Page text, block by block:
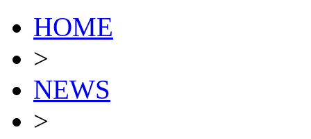
HOME
>
NEWS
>